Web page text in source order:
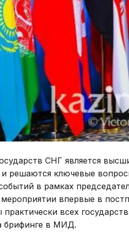
СНГ является
решаются ключевые
в рамках
впервые в
практически всех
брифинге в МИД.